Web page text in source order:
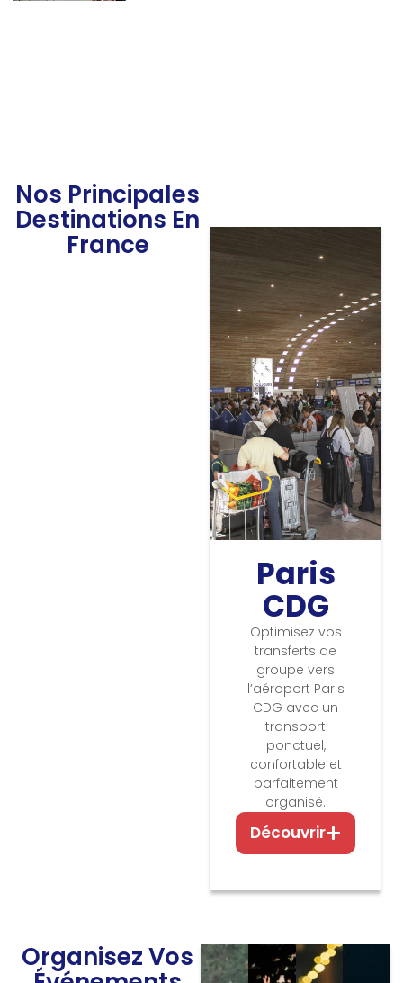
Nos Principales
Destinations En
France
Paris
CDG
Optimisez vos
transferts de
groupe vers
l’aéroport Paris
CDG avec un
transport
ponctuel,
confortable et
parfaitement
organisé.
Découvrir
Organisez Vos